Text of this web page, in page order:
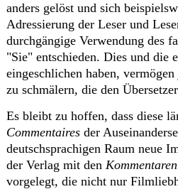
anders gelöst und sich
Adressierung der Leser und
durchgängige Verwendung des
"Sie" entschieden. Dies und die
eingeschlichen haben,
zu schmälern, die den
Es bleibt zu hoffen, dass diese
Commentaires der
deutschsprachigen Raum neue
der Verlag mit den Kommentaren
vorgelegt, die nicht nur